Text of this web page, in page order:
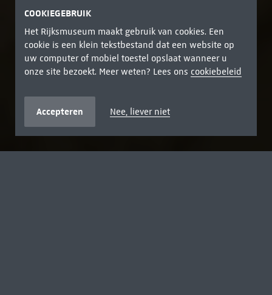
COOKIEGEBRUIK
Het Rijksmuseum maakt gebruik van cookies. Een
cookie is een klein tekstbestand dat een website op
uw computer of mobiel toestel opslaat wanneer u
onze site bezoekt. Meer weten? Lees ons cookiebeleid
Accepteren Nee, liever niet